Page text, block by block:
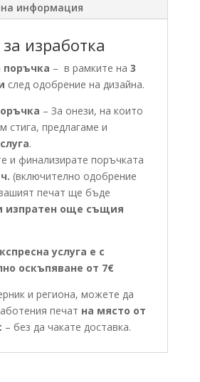
информация
изработка
поръчка – в рамките на 3
след одобрение на дизайна.
– За онези, на които
стига, предлагаме и
.
и финализирате поръчката
(включително одобрение
печат ще бъде
изпратен още същия
услуга е с
оскъпяване от 7€
и региона, можете да
печат на място от
– без да чакате доставка.